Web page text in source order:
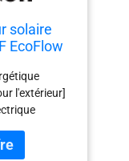
solaire
EcoFlow
60
de
W
sortie,
GaN,
l'extérieur]
petite que